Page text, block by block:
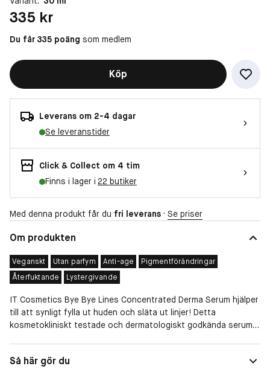
Pris: 335 kr
335 kr
Du får 335 poäng som medlem
Köp
Leverans om 2-4 dagar
Se leveranstider
Click & Collect om 4 tim
Finns i lager i 22 butiker
Med denna produkt får du fri leverans · Se priser
Om produkten
Veganskt Utan parfym Anti-age
Pigmentförändringar
Återfuktande
Lystergivande
IT Cosmetics Bye Bye Lines Concentrated Derma Serum hjälper
till att synligt fylla ut huden och släta ut linjer! Detta
kosmetokliniskt testade och dermatologiskt godkända serum
serumet dessutom till att ge huden en smidig känsla. Detta
Så här gör du